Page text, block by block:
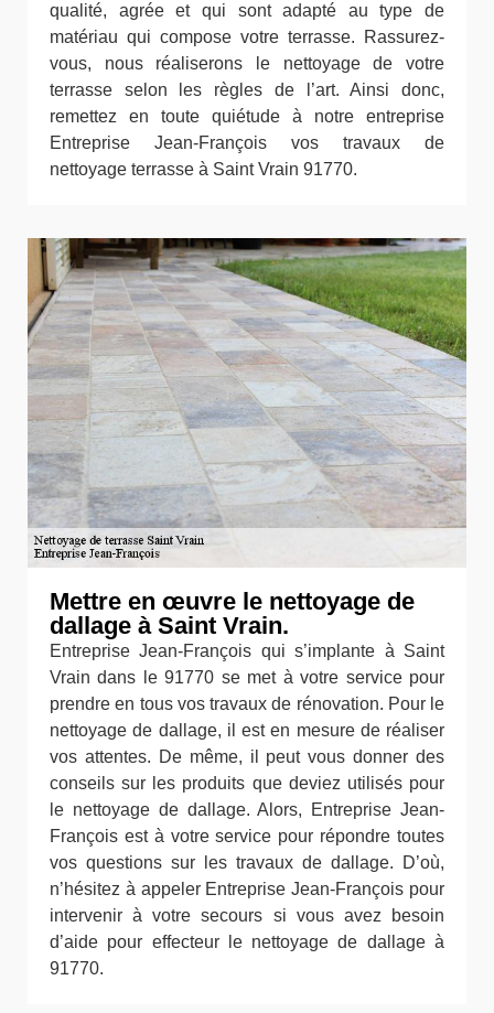
qualité, agrée et qui sont adapté au type de
matériau qui compose votre terrasse. Rassurez-
vous, nous réaliserons le nettoyage de votre
terrasse selon les règles de l’art. Ainsi donc,
remettez en toute quiétude à notre entreprise
Entreprise Jean-François vos travaux de
nettoyage terrasse à Saint Vrain 91770.
Mettre en œuvre le nettoyage de
dallage à Saint Vrain.
Entreprise Jean-François qui s’implante à Saint
Vrain dans le 91770 se met à votre service pour
prendre en tous vos travaux de rénovation. Pour le
nettoyage de dallage, il est en mesure de réaliser
vos attentes. De même, il peut vous donner des
conseils sur les produits que deviez utilisés pour
le nettoyage de dallage. Alors, Entreprise Jean-
François est à votre service pour répondre toutes
vos questions sur les travaux de dallage. D’où,
n’hésitez à appeler Entreprise Jean-François pour
intervenir à votre secours si vous avez besoin
d’aide pour effecteur le nettoyage de dallage à
91770.